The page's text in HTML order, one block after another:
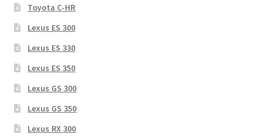
Toyota C-HR
Lexus ES 300
Lexus ES 330
Lexus ES 350
Lexus GS 300
Lexus GS 350
Lexus RX 300